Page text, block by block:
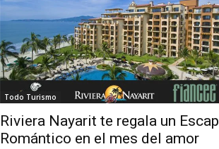
Todo Turismo
Riviera Nayarit te regala un
Romántico en el mes del amor